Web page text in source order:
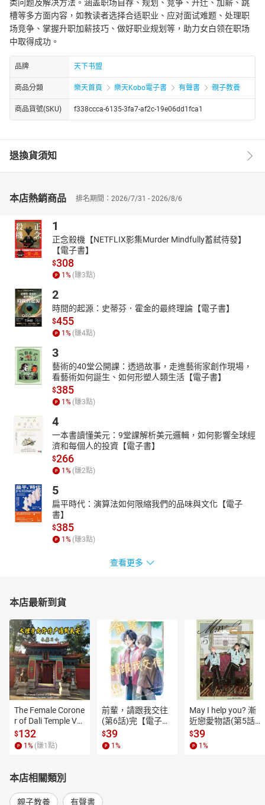
类问题及解决方法。涵盖职场自荐、规划、竞争、升迁、加薪、跳
槽等多方面内容，如教读者选择合适职业、应对面试难题、处理职
场竞争、掌握升职加薪技巧、做好职业规划等，助力女白领在职场
中取得成功。
品牌 天下书盟
商品分類 樂天首頁 樂天Kobo電子書 有聲書 親子教養
商品貨號(SKU) f338ccca-6135-3fa7-af2c-19e06dd1fca1
退換貨須知
本店熱銷商品 排名期間：2026/7/31 - 2026/8/6
1
正念殺機【NETFLIX影集Murder Mindfully蓄弒待發】
【電子書】
$308
1% (賺3點)
2
時間的起源：史蒂芬．霍金的最終理論【電子書】
$455
1% (賺4點)
3
藝術的40堂公開課：透過故事，走進藝術家創作現場，
看藝術如何誕生、如何形塑人類生活【電子書】
$385
1% (賺3點)
4
一本書讀懂美元：9堂課解析美元邏輯，如何影響全球經
濟和每個人的投資【電子書】
$266
1% (賺2點)
5
扁平時代：演算法如何限縮我們的品味與文化【電子
書】
$385
1% (賺3點)
查看更多
本店最新到貨
The Female Corone
r of Dali Temple Vo
l.6【有聲書】
$132
1 % (賺1 點)
前輩，請跟我交往
(第6話)完【電子
書】
$39
1 %
May I help you? 漸
近戀愛物語(第5話)
【電子書】
$39
1 %
本店相關類別
親子教養 有聲書